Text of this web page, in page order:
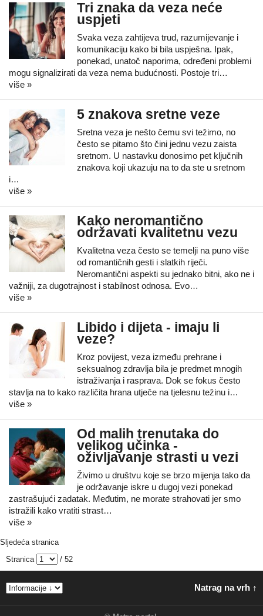
Tri znaka da veza neće
uspjeti
Svaka veza zahtijeva trud, razumijevanje i
komunikaciju kako bi bila uspješna. Ipak,
ponekad, unatoč naporima, određeni problemi
mogu signalizirati da veza nema budućnosti. Postoje tri…
više »
5 znakova sretne veze
Sretna veza je nešto čemu svi težimo, no
često se pitamo što čini jednu vezu zaista
sretnom. U nastavku donosimo pet ključnih
znakova koji ukazuju na to da ste u sretnom
i…
više »
Kako neromantično
održavati kvalitetnu vezu
Kvalitetna veza često se temelji na puno više
od romantičnih gesti i slatkih riječi.
Neromantični aspekti su jednako bitni, ako ne i
važniji, za dugotrajnost i stabilnost odnosa. Evo…
više »
Libido i dijeta - imaju li
veze?
Kroz povijest, veza između prehrane i
seksualnog zdravlja bila je predmet mnogih
istraživanja i rasprava. Dok se fokus često
stavlja na to kako različita hrana utječe na tjelesnu težinu i…
više »
Od malih trenutaka do
velikog učinka -
oživljavanje strasti u vezi
Živimo u društvu koje se brzo mijenja tako da
je održavanje iskre u dugoj vezi ponekad
zastrašujući zadatak. Međutim, ne morate strahovati jer smo
istražili kako vratiti strast…
više »
Sljedeća stranica
Stranica
/ 52
Natrag na vrh ↑